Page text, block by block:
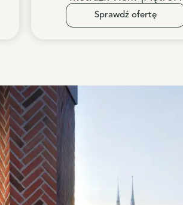
Sprawdź ofertę